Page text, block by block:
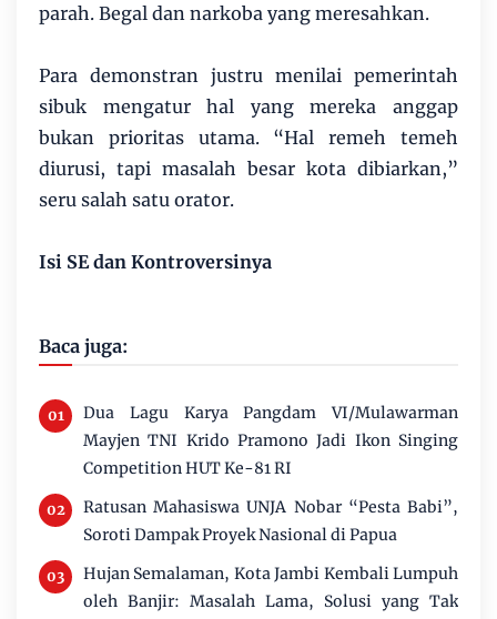
parah. Begal dan narkoba yang meresahkan.
Para demonstran justru menilai pemerintah
sibuk mengatur hal yang mereka anggap
bukan prioritas utama. “Hal remeh temeh
diurusi, tapi masalah besar kota dibiarkan,”
seru salah satu orator.
Isi SE dan Kontroversinya
Baca juga:
Dua Lagu Karya Pangdam VI/Mulawarman
Mayjen TNI Krido Pramono Jadi Ikon Singing
Competition HUT Ke-81 RI
Ratusan Mahasiswa UNJA Nobar “Pesta Babi”,
Soroti Dampak Proyek Nasional di Papua
Hujan Semalaman, Kota Jambi Kembali Lumpuh
oleh Banjir: Masalah Lama, Solusi yang Tak